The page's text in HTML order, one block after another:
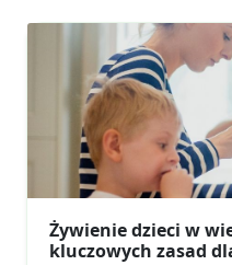
Żywienie dzieci w
kluczowych zasad